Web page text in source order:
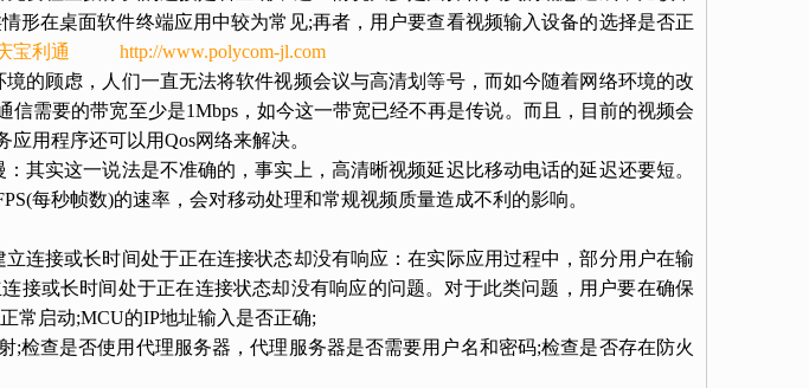
形在桌面软件终端应用中较为常见;再者，用户要查看视频输入设备的选择是否正
宝利通
http://www.polycom-jl.com
顾虑，人们一直无法将软件视频会议与高清划等号，而如今随着网络环境的改
需要的带宽至少是1Mbps，如今这一带宽已经不再是传说。而且，目前的视频会
用程序还可以用Qos网络来解决。
实这一说法是不准确的，事实上，高清晰视频延迟比移动电话的延迟还要短。
每秒帧数)的速率，会对移动处理和常规视频质量造成不利的影响。
接或长时间处于正在连接状态却没有响应：在实际应用过程中，部分用户在输
接或长时间处于正在连接状态却没有响应的问题。对于此类问题，用户要在确保
常启动;MCU的IP地址输入是否正确;
查是否使用代理服务器，代理服务器是否需要用户名和密码;检查是否存在防火